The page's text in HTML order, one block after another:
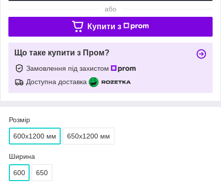
або
Купити з
Що таке купити з Пром?
Замовлення під захистом
Доступна доставка
Розмір
600х1200 мм 650х1200 мм
Ширина
600 650